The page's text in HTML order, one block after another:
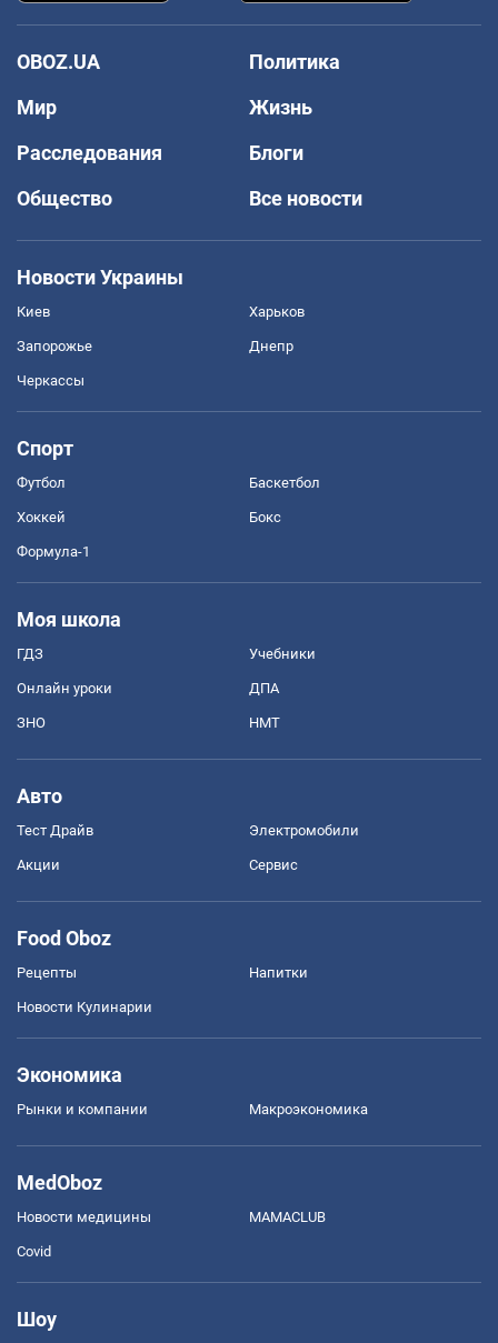
OBOZ.UA
Политика
Мир
Жизнь
Расследования
Блоги
Общество
Все новости
Новости Украины
Киев Харьков
Запорожье Днепр
Черкассы
Спорт
Футбол Баскетбол
Хоккей Бокс
Формула-1
Моя школа
ГДЗ Учебники
Онлайн уроки ДПА
ЗНО НМТ
Авто
Тест Драйв Электромобили
Акции Сервис
Food Oboz
Рецепты Напитки
Новости Кулинарии
Экономика
Рынки и компании Mакроэкономика
MedOboz
Новости медицины MAMACLUB
Covid
Шоу